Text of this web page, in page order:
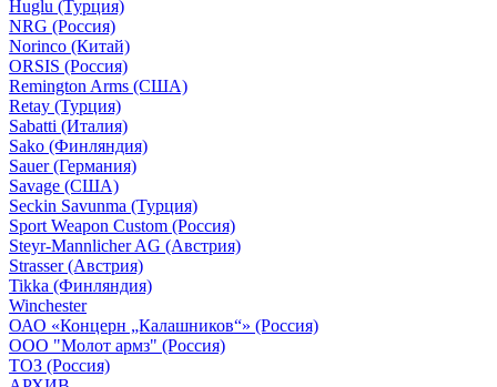
Huglu (Турция)
NRG (Россия)
Norinco (Китай)
ORSIS (Россия)
Remington Arms (США)
Retay (Турция)
Sabatti (Италия)
Sako (Финляндия)
Sauer (Германия)
Savage (США)
Seckin Savunma (Турция)
Sport Weapon Custom (Россия)
Steyr-Mannlicher AG (Австрия)
Strasser (Австрия)
Tikka (Финляндия)
Winchester
ОАО «Концерн „Калашников“» (Россия)
ООО "Молот армз" (Россия)
ТОЗ (Россия)